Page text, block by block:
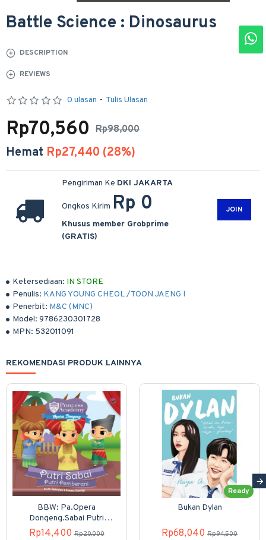
Battle Science : Dinosaurus
DESCRIPTION
REVIEWS
Ketersediaan: IN STORE
Penulis: KANG YOUNG CHEOL /TOON JAENG I
Penerbit: M&C (MNC)
Model: 9786230301728
MPN: 532011091
0 ulasan - Tulis Ulasan
Rp98,000
Rp70,560
Hemat Rp27,440 (28%)
Pengiriman Ke DKI JAKARTA
Ongkos Kirim Rp 0
Khusus member Grobprime
(GRATIS)
JOIN
REKOMENDASI PRODUK LAINNYA
BBW: Pa.Opera
Dongeng.Sabai Putri
Pemberani (Boardbook)
Rp14,400 Rp20,000
Ready
Bukan Dylan
Rp68,040 Rp94,500